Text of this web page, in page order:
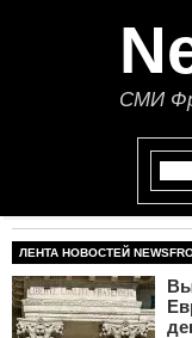
СМИ
ЛЕНТА НОВОСТЕЙ